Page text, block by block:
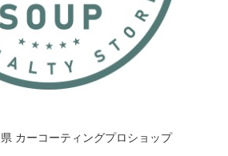
カーコーティングプロショップ